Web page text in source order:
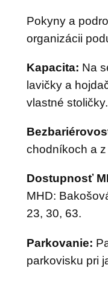
Pokyny a
organizácii
Kapacita: Na
lavičky a
vlastné stoličky.
chodníkoch a
Dostupnosť
MHD:
23, 30, 63.
Parkovanie:
parkovisku pri